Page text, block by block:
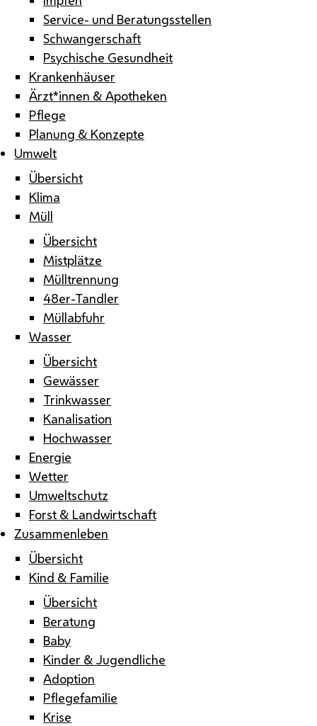
Service- und Beratungsstellen
Schwangerschaft
Psychische Gesundheit
Krankenhäuser
Ärzt*innen & Apotheken
Pflege
Planung & Konzepte
Umwelt
Übersicht
Klima
Müll
Übersicht
Mistplätze
Mülltrennung
48er-Tandler
Müllabfuhr
Wasser
Übersicht
Gewässer
Trinkwasser
Kanalisation
Hochwasser
Energie
Wetter
Umweltschutz
Forst & Landwirtschaft
Zusammenleben
Übersicht
Kind & Familie
Übersicht
Beratung
Baby
Kinder & Jugendliche
Adoption
Pflegefamilie
Krise